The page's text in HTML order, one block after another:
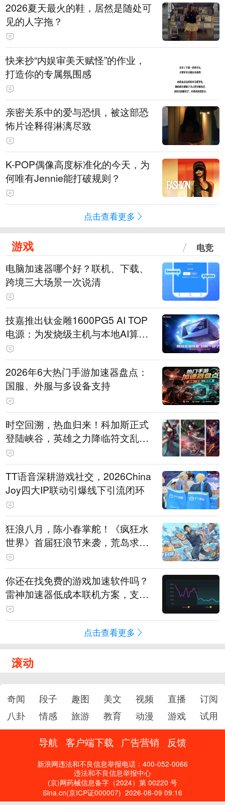
2026夏天最火的鞋，居然是随处可
见的人字拖？
快来抄“内娱审美天赋怪”的作业，
打造你的专属氛围感
亲密关系中的爱与恐惧，被这部恐
怖片诠释得淋漓尽致
K-POP偶像高度标准化的今天，为
何唯有Jennie能打破规则？
点击查看更多
游戏 电竞
电脑加速器哪个好？联机、下载、
跨境三大场景一次说清
技嘉推出钛金雕1600PG5 AI TOP
电源：为发烧级主机与本地AI算力
打造旗舰供电方案
2026年6大热门手游加速器盘点：
国服、外服与多设备支持
时空回溯，热血归来！科加斯正式
登陆峡谷，英雄之力降临符文乱
斗！
TT语音深耕游戏社交，2026China
Joy四大IP联动引爆线下引流闭环
狂浪八月，陈小春掌舵！《疯狂水
世界》首届狂浪节来袭，荒岛求生
直播即将开启
你还在找免费的游戏加速软件吗？
雷神加速器低成本联机方案，支持
免费试用
点击查看更多
滚动
奇闻 段子 趣图 美文 视频 直播
订阅
八卦
情感 旅游 教育 动漫 游戏 试用
导航 客户端下载 广告营销 反馈
新浪网违法和不良信息举报电话：400-052-0066
违法和不良信息举报中心
(京)网药械信息备字（2024）第 00220 号
Sina.cn(京ICP证000007) 2026-08-09 09:16